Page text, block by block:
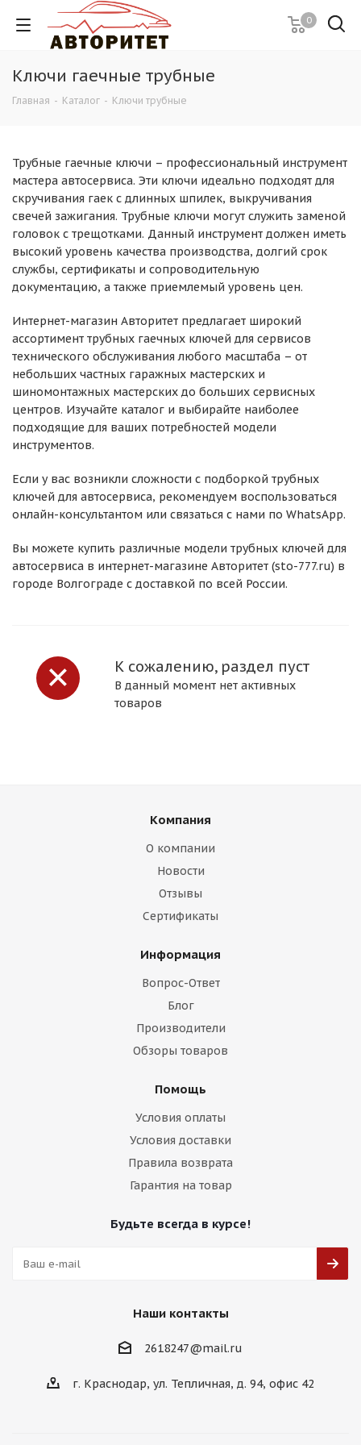
0
Ключи гаечные трубные
Главная - Каталог - Ключи трубные
Трубные гаечные ключи – профессиональный инструмент
мастера автосервиса. Эти ключи идеально подходят для
скручивания гаек с длинных шпилек, выкручивания
свечей зажигания. Трубные ключи могут служить заменой
головок с трещотками. Данный инструмент должен иметь
высокий уровень качества производства, долгий срок
службы, сертификаты и сопроводительную
документацию, а также приемлемый уровень цен.
Интернет-магазин Авторитет предлагает широкий
ассортимент трубных гаечных ключей для сервисов
технического обслуживания любого масштаба – от
небольших частных гаражных мастерских и
шиномонтажных мастерских до больших сервисных
центров. Изучайте каталог и выбирайте наиболее
подходящие для ваших потребностей модели
инструментов.
Если у вас возникли сложности с подборкой трубных
ключей для автосервиса, рекомендуем воспользоваться
онлайн-консультантом или связаться с нами по WhatsApp.
Вы можете купить различные модели трубных ключей для
автосервиса в интернет-магазине Авторитет (sto-777.ru) в
городе Волгограде с доставкой по всей России.
К сожалению, раздел пуст
В данный момент нет активных
товаров
Компания
О компании
Новости
Отзывы
Сертификаты
Информация
Вопрос-Ответ
Блог
Производители
Обзоры товаров
Помощь
Условия оплаты
Условия доставки
Правила возврата
Гарантия на товар
Будьте всегда в курсе!
Наши контакты
2618247@mail.ru
г. Краснодар, ул. Тепличная, д. 94, офис 42